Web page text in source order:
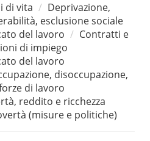
di vita
Deprivazione,
esclusione sociale
del lavoro
Contratti e
di impiego
del lavoro
disoccupazione,
di lavoro
reddito e ricchezza
(misure e politiche)